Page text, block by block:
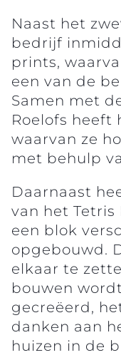
Naast het
bedrijf
prints,
een van de
Samen met
Roelofs heeft
waarvan ze
met behulp
Daarnaast
van het Tetris
een blok
opgebouwd.
elkaar te
bouwen
gecreëerd,
danken aan
huizen in de